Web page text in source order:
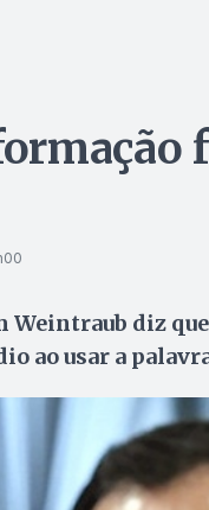
diz
ao usar a